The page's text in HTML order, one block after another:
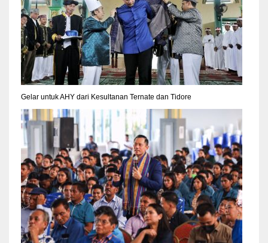
Gelar untuk AHY dari Kesultanan Ternate dan Tidore